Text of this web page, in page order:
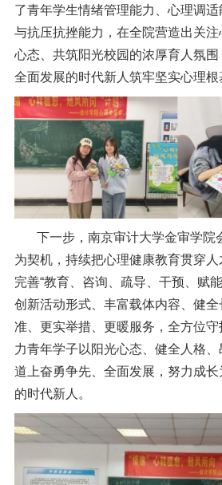
了青年学生情绪管理能力、心理调
与抗压抗挫能力，在全院营造出关
心态、共筑阳光校园的浓厚育人氛
全面发展的时代新人筑牢坚实心理根
下一步，南京审计大学金审学院
为契机，持续把心理健康教育贯穿
完善“教育、咨询、疏导、干预、赋
创新活动形式、丰富载体内容、健
准、更实举措、更暖服务，全方位
力青年学子以阳光心态、健全人格
道上奋勇争先、全面发展，努力成
的时代新人。